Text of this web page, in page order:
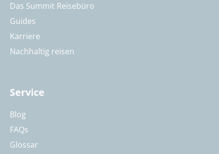
Das Summit Reisebüro
Guides
Karriere
Nachhaltig reisen
Service
Blog
FAQs
Glossar